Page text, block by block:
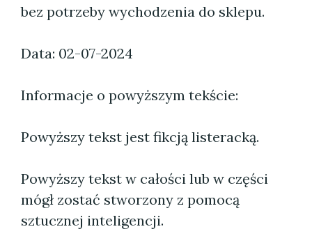
bez potrzeby wychodzenia do sklepu.
Data: 02-07-2024
Informacje o powyższym tekście:
Powyższy tekst jest fikcją listeracką.
Powyższy tekst w całości lub w części
mógł zostać stworzony z pomocą
sztucznej inteligencji.